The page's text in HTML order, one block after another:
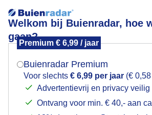
Welkom bij Buienradar, hoe
gaan?
Premium € 6,99 / jaar
Buienradar Premium
Voor slechts € 6,99 per jaar (€
Advertentievrij en privacy veilig
Ontvang voor min. € 40,- aan
Dreigende luchten en zon
Mogen we je locatie
Indien je hier nog geen akkoord